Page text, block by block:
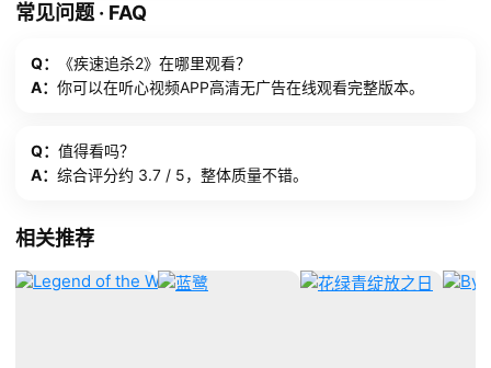
常见问题 · FAQ
Q：
《疾速追杀2》在哪里观看？
A： 你可以在听心视频APP高清无广告在线观看完整版本。
Q： 值得看吗？
A： 综合评分约 3.7 / 5，整体质量不错。
相关推荐